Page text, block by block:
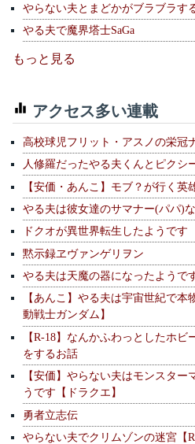
やらない夫とまどかがブラブラす
やる夫で魔界塔士SaGa
もっと見る
アクセス多い連載
高校球児フリット・アスノの栄冠
人修羅だったやる夫くんとピクシ
【安価・あんこ】モブ？が行く英
やる夫は彼女達のサマナー(パパ)
ドクオが異世界転生したようです
黙示録ヱヴァンゲリヲン
やる夫は天魔の器になったようで
【あんこ】やる夫は宇宙世紀で
動戦士ガンダム】
【R-18】なんかふわっとしたホ
をするお話
【安価】やらない夫はモンスター
うです【ドラクエ】
勇者立志伝
やらない夫でクリムゾンの迷宮【R-